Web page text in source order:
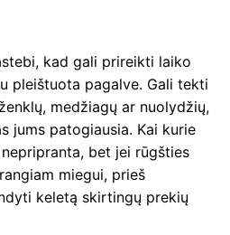
kad gali prireikti laiko
pleištuota pagalve. Gali tekti
medžiagų ar nuolydžių,
jums patogiausia. Kai kurie
bet jei rūgšties
miegui, prieš
keletą skirtingų prekių